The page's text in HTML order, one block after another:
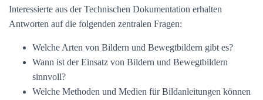
Interessierte aus der Technischen Dokumentation erhalten
Antworten auf die folgenden zentralen Fragen:
Welche Arten von Bildern und Bewegtbildern gibt es?
Wann ist der Einsatz von Bildern und Bewegtbildern
sinnvoll?
Welche Methoden und Medien für Bildanleitungen können